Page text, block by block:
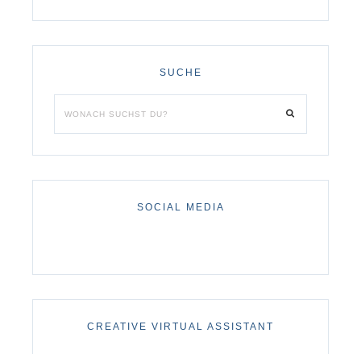
SUCHE
SOCIAL MEDIA
CREATIVE VIRTUAL ASSISTANT